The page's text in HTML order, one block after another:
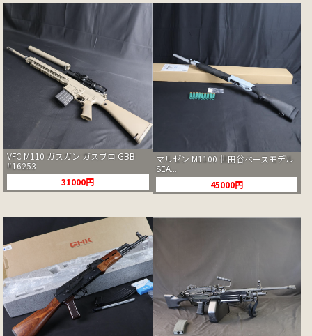
VFC M110 ガスガン ガスブロ GBB
#16253
31000円
マルゼン M1100 世田谷ベースモデル
SEA...
45000円